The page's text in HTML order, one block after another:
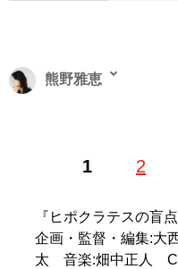
1 2
熊野雅恵
員。阪南大学経済学部非常勤
サポートをする傍ら、映画、
記事一覧へ
『ヒポクラテスの盲点
企画・監督・編集:大
太 音楽:畑中正人